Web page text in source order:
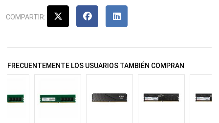
COMPARTIR:
FRECUENTEMENTE LOS USUARIOS TAMBIÉN COMPRAN